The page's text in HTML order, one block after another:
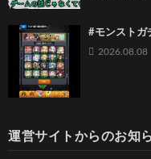
#モンストガ
2026.08.08
運営サイトからのお知